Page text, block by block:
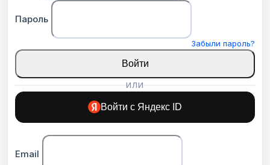
Пароль
Забыли пароль?
Войти
ИЛИ
Войти с Яндекс ID
Email